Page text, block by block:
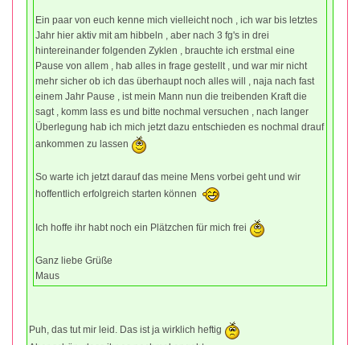
Ein paar von euch kenne mich vielleicht noch , ich war bis letztes
Jahr hier aktiv mit am hibbeln , aber nach 3 fg's in drei
hintereinander folgenden Zyklen , brauchte ich erstmal eine
Pause von allem , hab alles in frage gestellt , und war mir nicht
mehr sicher ob ich das überhaupt noch alles will , naja nach fast
einem Jahr Pause , ist mein Mann nun die treibenden Kraft die
sagt , komm lass es und bitte nochmal versuchen , nach langer
Überlegung hab ich mich jetzt dazu entschieden es nochmal drauf
ankommen zu lassen
So warte ich jetzt darauf das meine Mens vorbei geht und wir
hoffentlich erfolgreich starten können
Ich hoffe ihr habt noch ein Plätzchen für mich frei
Ganz liebe Grüße
Maus
Puh, das tut mir leid. Das ist ja wirklich heftig